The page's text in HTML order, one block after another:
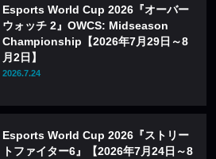
Esports World Cup 2026『オーバー
ウォッチ 2』OWCS: Midseason
Championship【2026年7月29日～8
月2日】
2026.7.24
Esports World Cup 2026『ストリー
トファイター6』【2026年7月24日～8